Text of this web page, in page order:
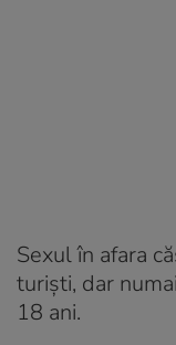
Sexul în afara
turiști, dar
18 ani.